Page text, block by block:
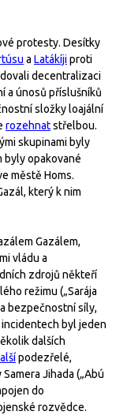
protesty. Desítky
a Latákíjiproti
decentralizaci
a únosů příslušníků
složky loajální
rozehnatstřelbou.
skupinami byly
byly opakované
městě Homs.
který k nim
Gazálem,
vládu a
zdrojů někteří
režimu („Sarája
bezpečnostní síly,
byl jeden
dalších
podezřelé,
Jihada („Abú
do
rozvědce.